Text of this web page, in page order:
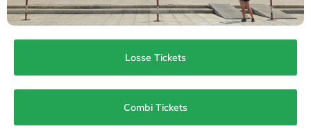
Losse Tickets
Combi Tickets